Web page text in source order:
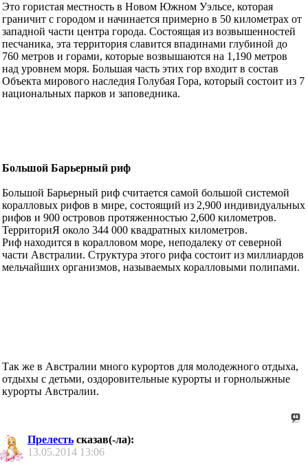
Это гористая местность в Новом Южном Уэльсе, которая
граничит с городом и начинается примерно в 50 километрах от
западной части центра города. Состоящая из возвышенностей
песчаника, эта территория славится впадинами глубиной до
760 метров и горами, которые возвышаются на 1,190 метров
над уровнем моря. Большая часть этих гор входит в состав
Объекта мирового наследия Голубая Гора, который состоит из 7
национальных парков и заповедника.
Большой Барьерный риф
Большой Барьерный риф считается самой большой системой
коралловых рифов в мире, состоящий из 2,900 индивидуальных
рифов и 900 островов протяженностью 2,600 километров.
ТерриториЯ около 344 000 квадратных километров.
Риф находится в коралловом море, неподалеку от северной
части Австралии. Структура этого рифа состоит из миллиардов
мельчайших организмов, называемых коралловыми полипами.
Так же в Австралии много курортов для молодежного отдыха,
отдыхы с детьми, оздоровительные курорты и горнолыжные
курорты Австралии.
Прелестьсказав(-ла):
13.05.2014 13:06